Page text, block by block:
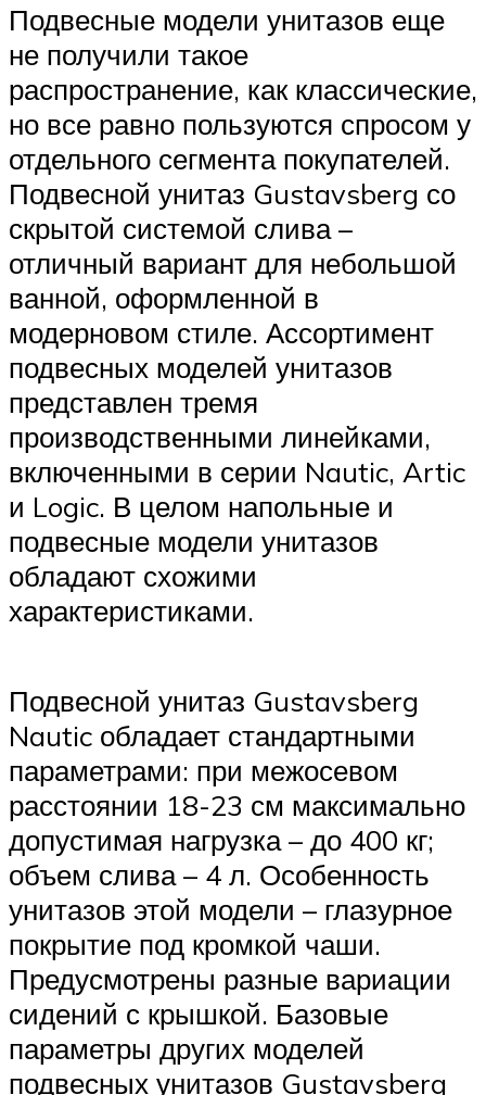
Подвесные модели унитазов еще
не получили такое
распространение, как классические,
но все равно пользуются спросом у
отдельного сегмента покупателей.
Подвесной унитаз Gustavsberg со
скрытой системой слива –
отличный вариант для небольшой
ванной, оформленной в
модерновом стиле. Ассортимент
подвесных моделей унитазов
представлен тремя
производственными линейками,
включенными в серии Nautic, Artic
и Logic. В целом напольные и
подвесные модели унитазов
обладают схожими
характеристиками.
Подвесной унитаз Gustavsberg
Nautic обладает стандартными
параметрами: при межосевом
расстоянии 18-23 см максимально
допустимая нагрузка – до 400 кг;
объем слива – 4 л. Особенность
унитазов этой модели – глазурное
покрытие под кромкой чаши.
Предусмотрены разные вариации
сидений с крышкой. Базовые
параметры других моделей
подвесных унитазов Gustavsberg